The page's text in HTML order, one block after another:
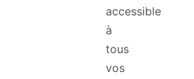
accessible
à
tous
vos